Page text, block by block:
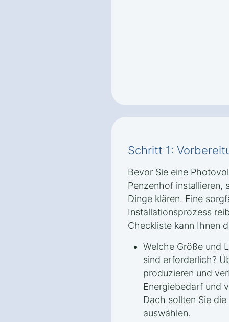
Schritt 1:
Bevor Sie eine
Penzenhof installieren,
Dinge klären. Eine
Installationsprozess
Checkliste kann Ihnen
Welche Größe und
sind erforderlich?
produzieren und
Energiebedarf und
Dach sollten Sie
auswählen.